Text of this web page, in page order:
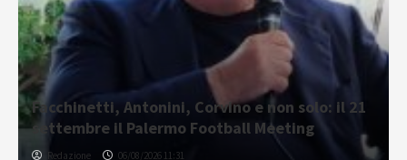
Facchinetti, Antonini, Corvino e non solo: il 21
settembre il Palermo Football Meeting
Redazione 06/08/2026 11:31